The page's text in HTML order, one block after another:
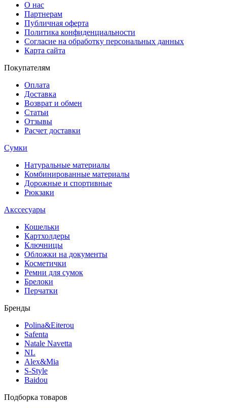
О нас
Партнерам
Публичная оферта
Политика конфиденциальности
Согласие на обработку персональных данных
Карта сайта
Покупателям
Оплата
Доставка
Возврат и обмен
Статьи
Отзывы
Расчет доставки
Сумки
Натуральные материалы
Комбинированные материалы
Дорожные и спортивные
Рюкзаки
Акссесуары
Кошельки
Картхолдеры
Ключницы
Обложки на документы
Косметички
Ремни для сумок
Брелоки
Перчатки
Бренды
Polina&Eiterou
Safenta
Natale Navetta
NL
Alex&Mia
S-Style
Baidou
Подборка товаров